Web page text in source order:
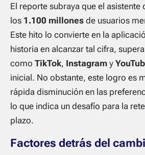
El reporte subraya que el asistente
los 1.100 millones de usuarios
Este hito lo convierte en la
historia en alcanzar tal cifra,
como TikTok, Instagram y
inicial. No obstante, este logro es
rápida disminución en las
lo que indica un desafío para la
plazo.
Factores detrás del